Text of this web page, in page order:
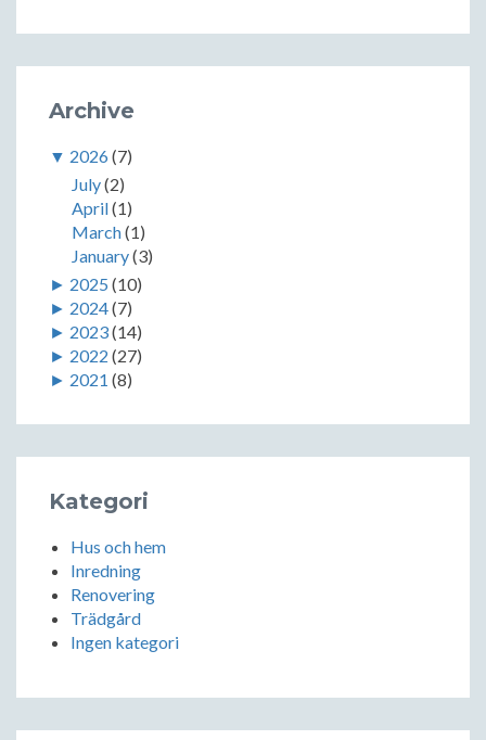
Archive
▼ 2026(7)
July(2)
April(1)
March(1)
January(3)
► 2025 (10)
► 2024(7)
► 2023(14)
► 2022 (27)
► 2021 (8)
Kategori
Hus och hem
Inredning
Renovering
Trädgård
Ingen kategori